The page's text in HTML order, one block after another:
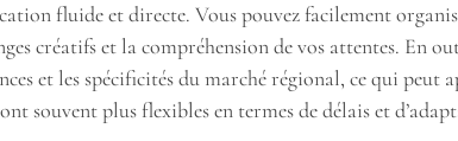
fluide et directe. Vous pouvez facilement
créatifs et la compréhension de vos attentes. En
et les spécificités du marché régional, ce qui peut
souvent plus flexibles en termes de délais et